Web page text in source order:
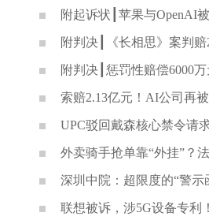
附起诉状┃苹果与OpenAI
附判决┃《长相思》案判
主动过滤拦截侵权内容义
附判决┃惩罚性赔偿6000
笑社》侵权案二审判了
索赔2.13亿元！AI公司再
UPC驳回戴森核心禁令请
重要验证
外卖骑手抢单靠“外挂”？
深圳中院：超限度的“警示
联想被诉，涉5G设备专利！